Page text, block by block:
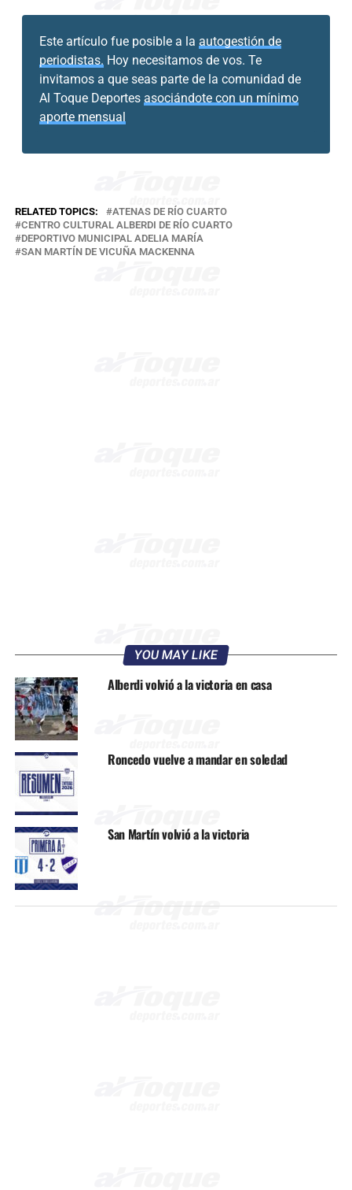
Este artículo fue posible a la autogestión de
periodistas. Hoy necesitamos de vos. Te
invitamos a que seas parte de la comunidad de
Al Toque Deportes asociándote con un mínimo
aporte mensual
RELATED TOPICS:
ATENAS DE RÍO CUARTO
CENTRO CULTURAL ALBERDI DE RÍO CUARTO
DEPORTIVO MUNICIPAL ADELIA MARÍA
SAN MARTÍN DE VICUÑA MACKENNA
YOU MAY LIKE
Alberdi volvió a la victoria en casa
Roncedo vuelve a mandar en soledad
San Martín volvió a la victoria